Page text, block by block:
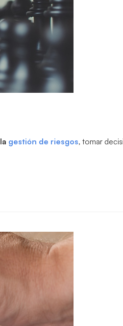
gestión de riesgos, tomar